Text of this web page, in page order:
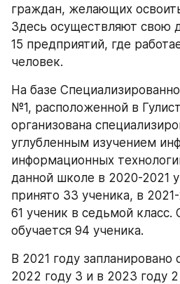
граждан, желающих
Здесь осуществляют свою
15 предприятий, где
человек.
На базе
№1, расположенной в
организована
углубленным изучением
информационных
данной школе в 2020-2021
принято 33 ученика, в
61 ученик в седьмой класс.
обучается 94 ученика.
В 2021 году запланировано
2022 году 3 и в 2023 году 2